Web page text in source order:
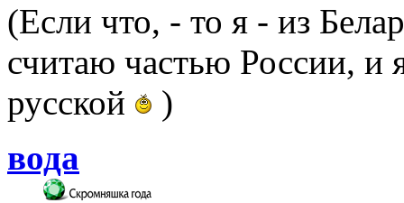
(Если что, - то я - из
считаю частью России, и
русской
)
вода